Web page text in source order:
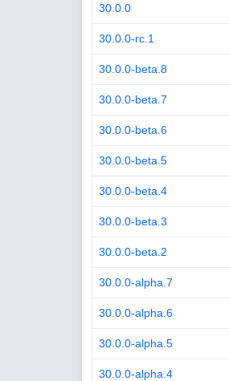
30.0.0
30.0.0-rc.1
30.0.0-beta.8
30.0.0-beta.7
30.0.0-beta.6
30.0.0-beta.5
30.0.0-beta.4
30.0.0-beta.3
30.0.0-beta.2
30.0.0-alpha.7
30.0.0-alpha.6
30.0.0-alpha.5
30.0.0-alpha.4